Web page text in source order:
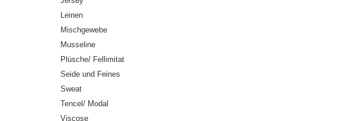
Leinen
Mischgewebe
Musseline
Plüsche/ Fellimitat
Seide und Feines
Sweat
Tencel/ Modal
Viscose